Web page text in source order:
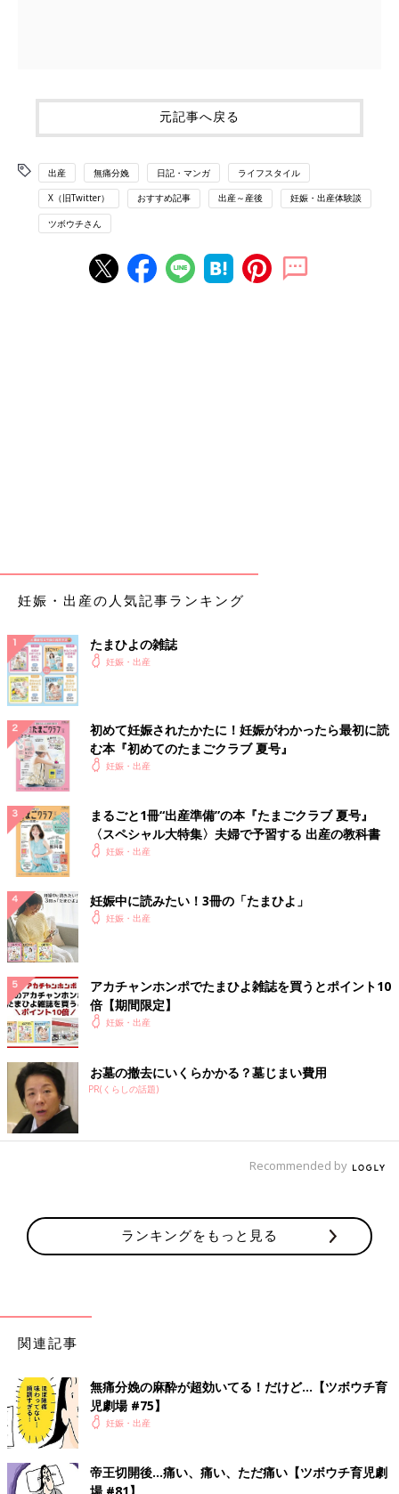
元記事へ戻る
出産 無痛分娩 日記・マンガ ライフスタイル
X（旧Twitter） おすすめ記事 出産～産後 妊娠・出産体験談
ツボウチさん
妊娠・出産の人気記事ランキング
たまひよの雑誌
妊娠・出産
初めて妊娠されたかたに！妊娠がわかったら最初に読
む本『初めてのたまごクラブ 夏号』
妊娠・出産
まるごと1冊“出産準備”の本『たまごクラブ 夏号』
〈スペシャル大特集〉夫婦で予習する 出産の教科書
妊娠・出産
妊娠中に読みたい！3冊の「たまひよ」
妊娠・出産
アカチャンホンポでたまひよ雑誌を買うとポイント10
倍【期間限定】
妊娠・出産
お墓の撤去にいくらかかる？墓じまい費用
PR(くらしの話題)
Recommended by
ランキングをもっと見る
関連記事
無痛分娩の麻酔が超効いてる！だけど…【ツボウチ育
児劇場 #75】
妊娠・出産
帝王切開後…痛い、痛い、ただ痛い【ツボウチ育児劇